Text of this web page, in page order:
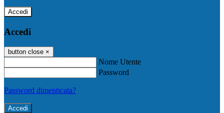
Accedi
Accedi
button close ×
Nome Utente
Password
Password dimenticata?